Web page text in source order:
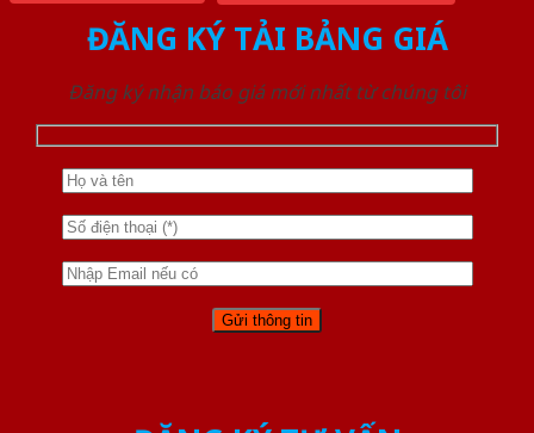
ĐĂNG KÝ TẢI BẢNG GIÁ
Đăng ký nhận báo giá mới nhất từ chúng tôi